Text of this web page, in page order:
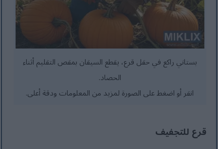
بستاني راكع في حقل قرع، يقطع السيقان بمقص التقليم أثناء
الحصاد.
انقر أو اضغط على الصورة لمزيد من المعلومات ودقة أعلى.
قرع للتجفيف